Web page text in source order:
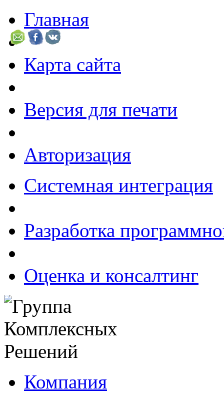
Главная
Карта сайта
Версия для печати
Авторизация
Системная интеграция
Разработка
Оценка и консалтинг
Компания